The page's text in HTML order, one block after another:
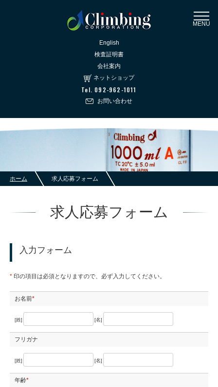
English
検査証明書
会社案内
ネットショップ
Tel. 092-962-1011
お問い合わせ
ホーム 求人応募フォーム
求人応募フォーム
入力フォーム
* 印の項目は必須となりますので、必ず入力してください。
お名前*
[姓] [名]
フリガナ
[姓] [名]
年齢*
MENU